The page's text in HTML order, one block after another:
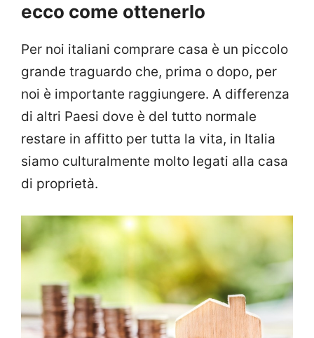
ecco come ottenerlo
Per noi italiani comprare casa è un piccolo
grande traguardo che, prima o dopo, per
noi è importante raggiungere. A differenza
di altri Paesi dove è del tutto normale
restare in affitto per tutta la vita, in Italia
siamo culturalmente molto legati alla casa
di proprietà.